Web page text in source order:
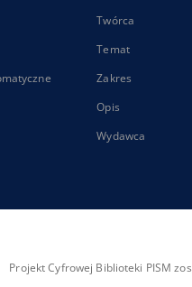
Twórca
Temat
Zakres
Opis
Wydawca
Projekt Cyfrowej Biblioteki PISM